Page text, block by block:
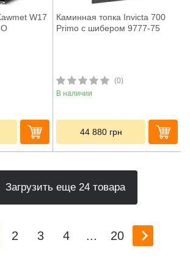
W17
Каминная топка Invicta 700
Primo с шибером 9777-75
(0)
В наличии
44 880 грн
Загрузить еще 24 товара
2 3 4 ... 20